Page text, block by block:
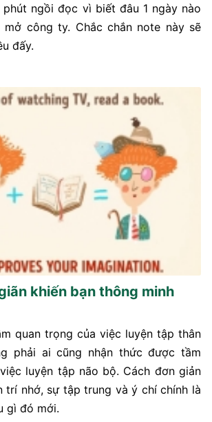
ngồi đọc vì biết đâu 1 ngày nào
công ty. Chắc chắn note này sẽ
đấy.
khiến bạn thông minh
quan trọng của việc luyện tập thân
phải ai cũng nhận thức được tầm
luyện tập não bộ. Cách đơn giản
trí nhớ, sự tập trung và ý chí chính là
gì đó mới.